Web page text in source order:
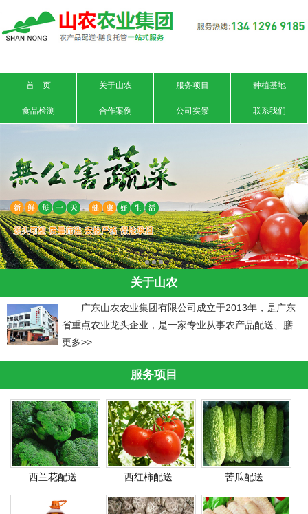
首 页 关于山农 服务项目 种植基地
食品检测 合作案例 公司实景 联系我们
关于山农
广东山农农业集团有限公司成立于2013年，是广东
省重点农业龙头企业，是一家专业从事农产品配送、膳...
更多>>
服务项目
西兰花配送 西红柿配送 苦瓜配送
信息搜索
搜索